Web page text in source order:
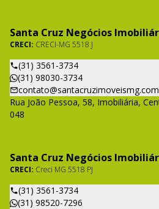
Santa Cruz Negócios
CRECI: CRECI-MG 5518 J
(31) 3561-3734
(31) 98030-3734
Rua João Pessoa, 58, Imobiliária,
048
Santa Cruz Negócios
CRECI: Creci MG 5518 PJ
(31) 3561-3734
(31) 98520-7296